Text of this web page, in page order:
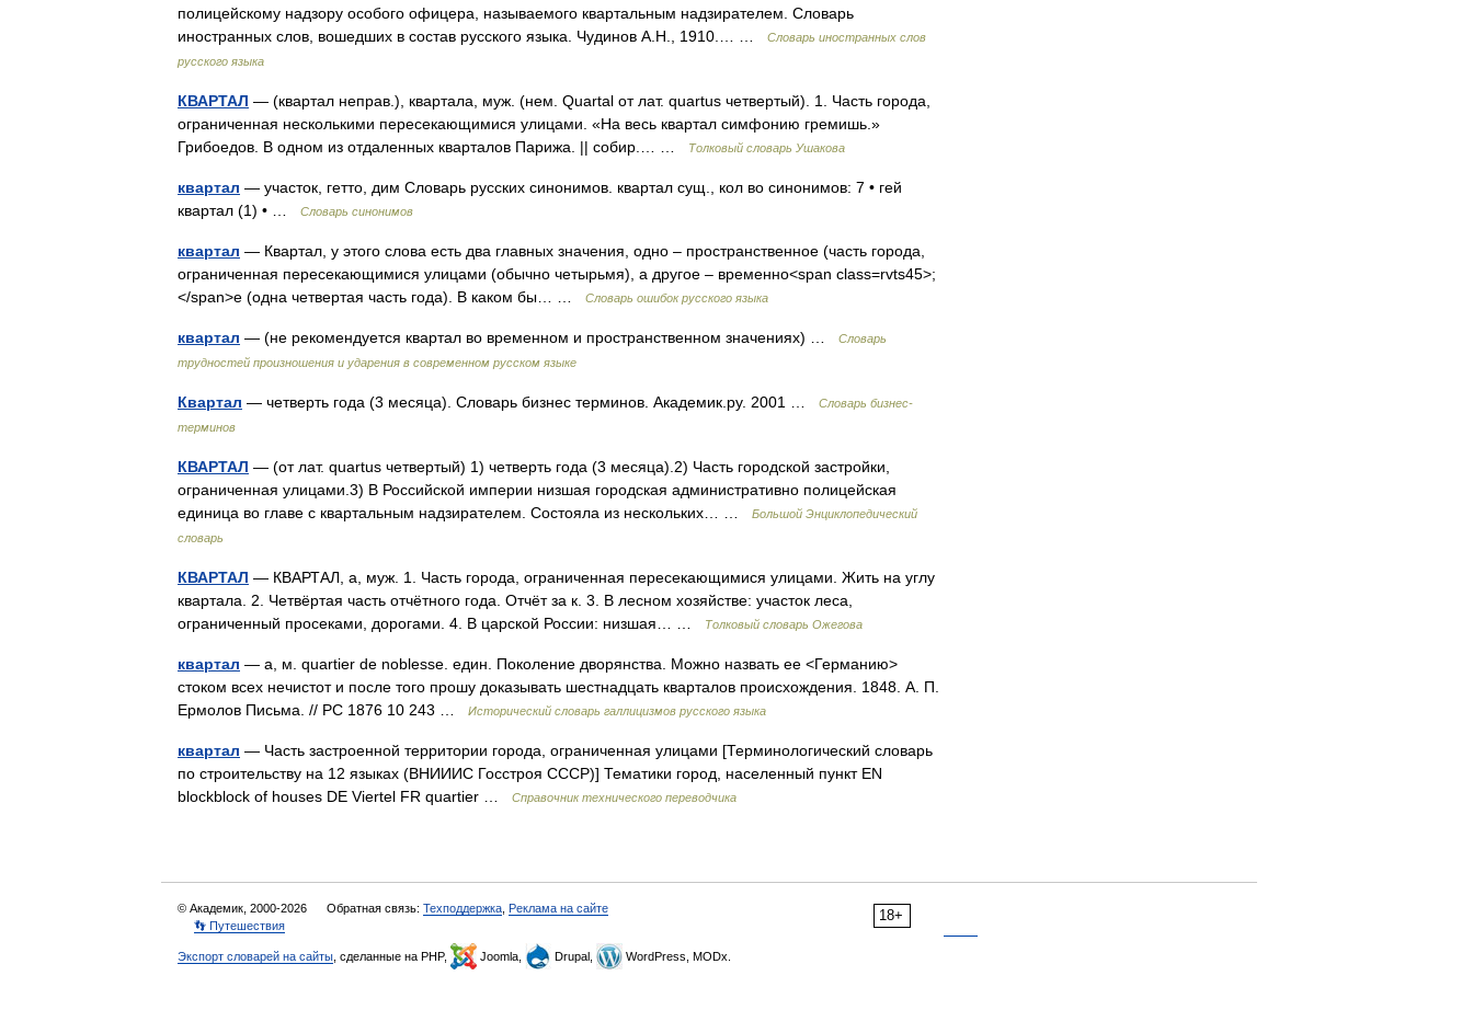
полицейскому надзору особого офицера, называемого квартальным надзирателем. Словарь
иностранных слов, вошедших в состав русского языка. Чудинов А.Н., 1910.… …
Словарь иностранных слов
русского языка
КВАРТАЛ — (квартал неправ.), квартала, муж. (нем. Quartal от лат. quartus четвертый). 1. Часть города,
ограниченная несколькими пересекающимися улицами. «На весь квартал симфонию гремишь.»
Грибоедов. В одном из отдаленных кварталов Парижа. || собир.… …
Толковый словарь Ушакова
квартал — участок, гетто, дим Словарь русских синонимов. квартал сущ., кол во синонимов: 7 • гей
квартал (1) • …
Словарь синонимов
квартал — Квартал, у этого слова есть два главных значения, одно – пространственное (часть города,
ограниченная пересекающимися улицами (обычно четырьмя), а другое – временно<span class=rvts45>;
</span>е (одна четвертая часть года). В каком бы… …
Словарь ошибок русского языка
квартал — (не рекомендуется квартал во временном и пространственном значениях) …
Словарь
трудностей произношения и ударения в современном русском языке
Квартал — четверть года (3 месяца). Словарь бизнес терминов. Академик.ру. 2001 …
Словарь бизнес-
терминов
КВАРТАЛ — (от лат. quartus четвертый) 1) четверть года (3 месяца).2) Часть городской застройки,
ограниченная улицами.3) В Российской империи низшая городская административно полицейская
единица во главе с квартальным надзирателем. Состояла из нескольких… …
Большой Энциклопедический
словарь
КВАРТАЛ — КВАРТАЛ, а, муж. 1. Часть города, ограниченная пересекающимися улицами. Жить на углу
квартала. 2. Четвёртая часть отчётного года. Отчёт за к. 3. В лесном хозяйстве: участок леса,
ограниченный просеками, дорогами. 4. В царской России: низшая… …
Толковый словарь Ожегова
квартал — а, м. quartier de noblesse. един. Поколение дворянства. Можно назвать ее <Германию>
стоком всех нечистот и после того прошу доказывать шестнадцать кварталов происхождения. 1848. А. П.
Ермолов Письма. // РС 1876 10 243 …
Исторический словарь галлицизмов русского языка
квартал — Часть застроенной территории города, ограниченная улицами [Терминологический словарь
по строительству на 12 языках (ВНИИИС Госстроя СССР)] Тематики город, населенный пункт EN
blockblock of houses DE Viertel FR quartier …
Справочник технического переводчика
18+
© Академик, 2000-2026 Обратная связь: Техподдержка Реклама на сайте
👣 Путешествия
Экспорт словарей на сайты , сделанные на PHP, Joomla, Drupal, WordPress, MODx.